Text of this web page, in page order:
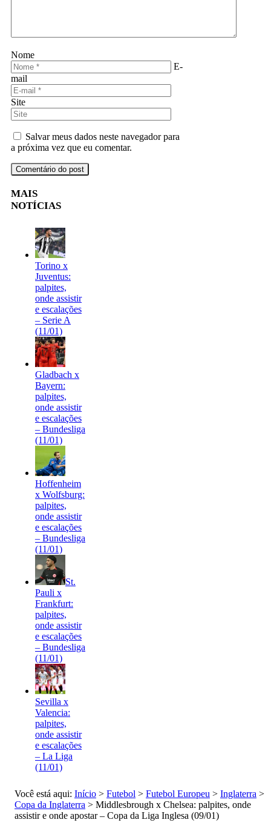
Nome
E-
mail
Site
Salvar meus dados neste navegador para
a próxima vez que eu comentar.
MAIS
NOTÍCIAS
Torino x
Juventus:
palpites,
onde assistir
e escalações
– Serie A
(11/01)
Gladbach x
Bayern:
palpites,
onde assistir
e escalações
– Bundesliga
(11/01)
Hoffenheim
x Wolfsburg:
palpites,
onde assistir
e escalações
– Bundesliga
(11/01)
St.
Pauli x
Frankfurt:
palpites,
onde assistir
e escalações
– Bundesliga
(11/01)
Sevilla x
Valencia:
palpites,
onde assistir
e escalações
– La Liga
(11/01)
Você está aqui: Início > Futebol > Futebol Europeu > Inglaterra >
Copa da Inglaterra > Middlesbrough x Chelsea: palpites, onde
assistir e onde apostar – Copa da Liga Inglesa (09/01)